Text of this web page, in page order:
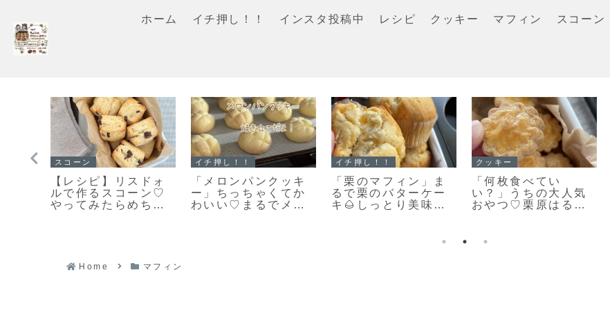
ホーム イチ押し！！ インスタ投稿中 レシピ クッキー マフィン スコーン
スコーン
手軽に作る♪とっても
美味しい♡見た目も
キレイなスコーン作
スコーン
「スコーンの朝ごは
んだ♪」カリッとふん
わりとっても美味し
イチ押し！！
「ホットケーキミッ
クスで作る濃厚ガト
ーショコラマフィ
ラマフィンのレシピ
クッキー
また食べたくなる美
味しさ♡栗原はるみ
さんの塩クッキー作
Home マフィン